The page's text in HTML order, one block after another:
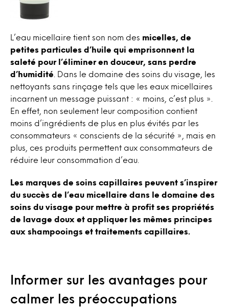
L’eau micellaire tient son nom des micelles, de
petites particules d’huile qui emprisonnent la
saleté pour l’éliminer en douceur, sans perdre
d’humidité . Dans le domaine des soins du visage, les
nettoyants sans rinçage tels que les eaux micellaires
incarnent un message puissant : « moins, c’est plus ».
En effet, non seulement leur composition contient
moins d’ingrédients de plus en plus évités par les
consommateurs « conscients de la sécurité », mais en
plus, ces produits permettent aux consommateurs de
réduire leur consommation d’eau.
Les marques de soins capillaires peuvent s’inspirer
du succès de l’eau micellaire dans le domaine des
soins du visage pour mettre à profit ses propriétés
de lavage doux et appliquer les mêmes principes
aux shampooings et traitements capillaires.
Informer sur les avantages pour
calmer les préoccupations